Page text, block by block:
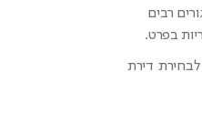
רבים
בפרט.
דירת